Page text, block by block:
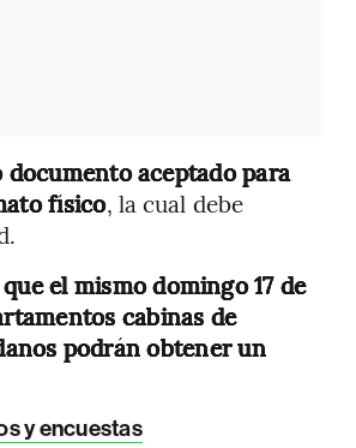
documento aceptado para
físico, la cual debe
el mismo domingo 17 de
cabinas de
podrán obtener un
y encuestas